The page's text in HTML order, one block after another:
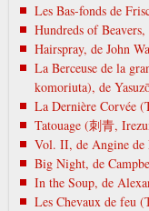
Les Bas-fonds de
Hundreds of
Hairspray, de John
La Berceuse de la
komoriuta), de
La Dernière Corvée
Tatouage (刺青,
Vol. II, de Angine de
Big Night, de
In the Soup, de
Les Chevaux de feu